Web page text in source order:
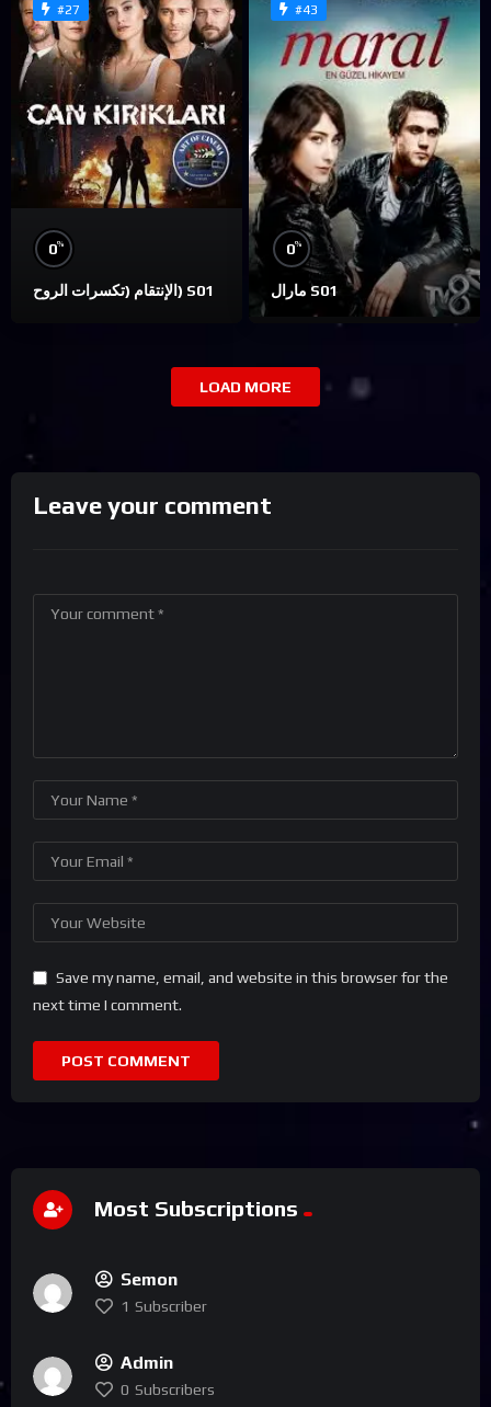
#27
0%
الإنتقام (تكسرات الروح) S01
#43
0%
مارال S01
LOAD MORE
Leave your comment
Save my name, email, and website in this browser for the
next time I comment.
Most Subscriptions
Semon
1 Subscriber
Admin
0 Subscribers